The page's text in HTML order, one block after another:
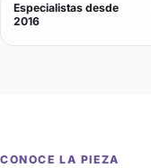
Especialistas desde
2016
CONOCE LA PIEZA